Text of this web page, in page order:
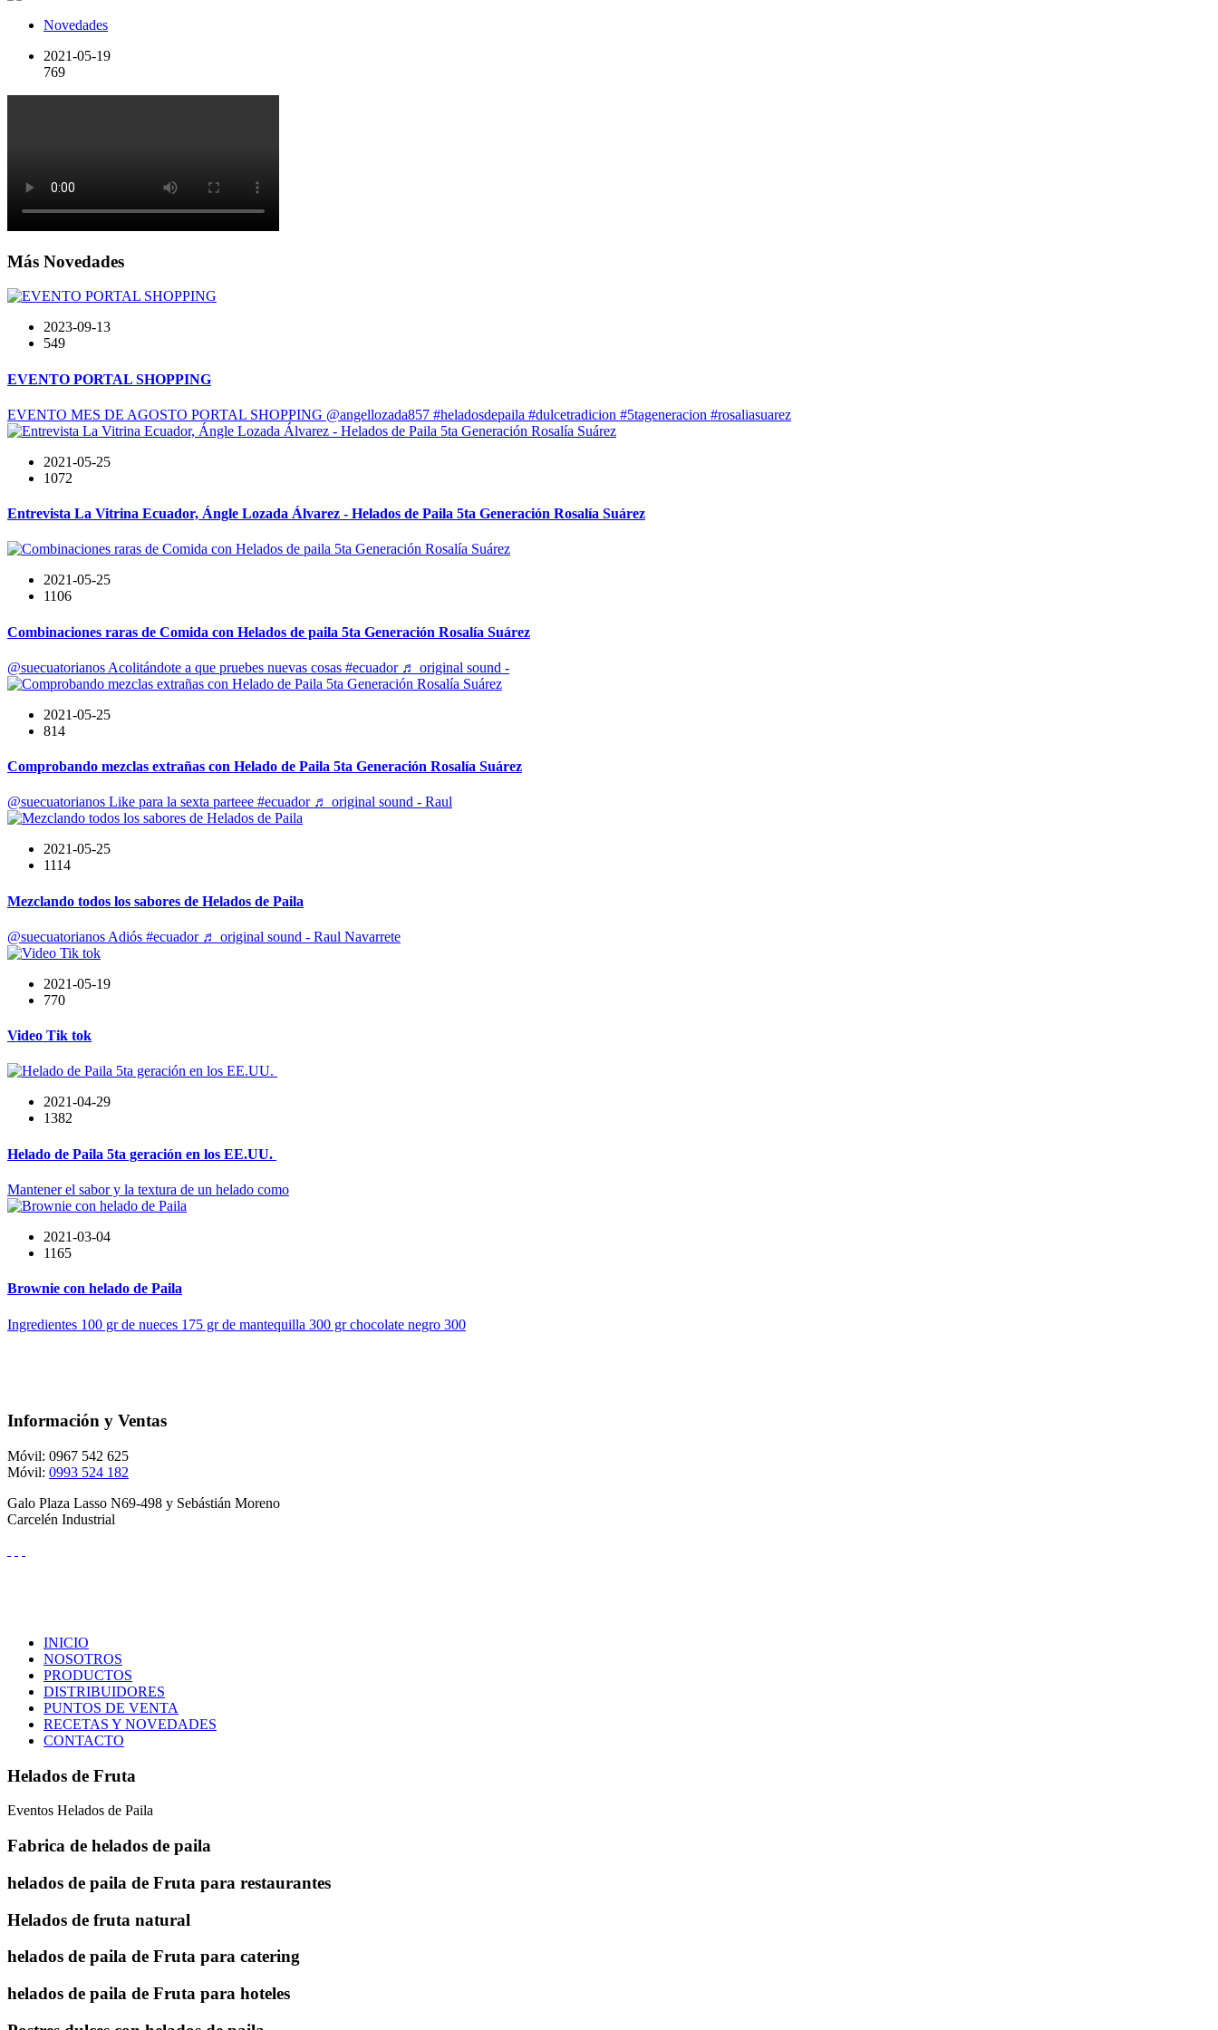
Novedades
2021-05-19
769
Más Novedades
2023-09-13
549
EVENTO PORTAL SHOPPING
EVENTO MES DE AGOSTO PORTAL SHOPPING @angellozada857 #heladosdepaila #dulcetradicion #5tageneracion #rosaliasuarez
2021-05-25
1072
Entrevista La Vitrina Ecuador, Ángle Lozada Álvarez - Helados de Paila 5ta Generación Rosalía Suárez
2021-05-25
1106
Combinaciones raras de Comida con Helados de paila 5ta Generación Rosalía Suárez
@suecuatorianos Acolitándote a que pruebes nuevas cosas #ecuador ♬ original sound -
2021-05-25
814
Comprobando mezclas extrañas con Helado de Paila 5ta Generación Rosalía Suárez
@suecuatorianos Like para la sexta parteee #ecuador ♬ original sound - Raul
2021-05-25
1114
Mezclando todos los sabores de Helados de Paila
@suecuatorianos Adiós #ecuador ♬ original sound - Raul Navarrete
2021-05-19
770
Video Tik tok
2021-04-29
1382
Helado de Paila 5ta geración en los EE.UU.
Mantener el sabor y la textura de un helado como
2021-03-04
1165
Brownie con helado de Paila
Ingredientes 100 gr de nueces 175 gr de mantequilla 300 gr chocolate negro 300
Información y Ventas
Móvil: 0967 542 625
Móvil: 0993 524 182
Galo Plaza Lasso N69-498 y Sebástián Moreno
Carcelén Industrial
INICIO
NOSOTROS
PRODUCTOS
DISTRIBUIDORES
PUNTOS DE VENTA
RECETAS Y NOVEDADES
CONTACTO
Helados de Fruta
Eventos Helados de Paila
Fabrica de helados de paila
helados de paila de Fruta para restaurantes
Helados de fruta natural
helados de paila de Fruta para catering
helados de paila de Fruta para hoteles